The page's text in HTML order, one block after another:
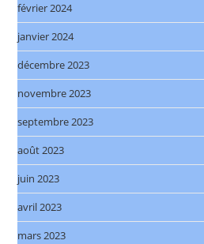
février 2024
janvier 2024
décembre 2023
novembre 2023
septembre 2023
août 2023
juin 2023
avril 2023
mars 2023